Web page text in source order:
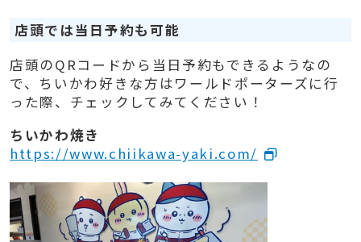
店頭では当日予約も可能
店頭のQRコードから当日予約もできるようなの
で、ちいかわ好きな方はワールドポーターズに行
った際、チェックしてみてください！
ちいかわ焼き
https://www.chiikawa-yaki.com/